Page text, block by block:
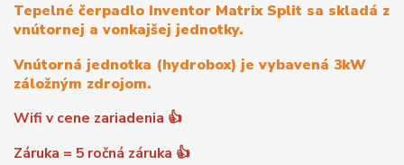
Tepelné čerpadlo Inventor Matrix Split sa skladá z
vnútornej a vonkajšej jednotky.
Vnútorná jednotka (hydrobox) je vybavená 3kW
záložným zdrojom.
Wifi v cene zariadenia 👍
Záruka = 5 ročná záruka 👍